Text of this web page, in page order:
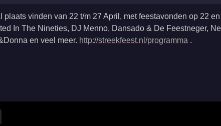
vinden van 22 t/m 27 April, met feestavonden op 22
In The Nineties, DJ Menno, Dansado & De Feestneger,
en veel meer. http://streekfeest.nl/programma .